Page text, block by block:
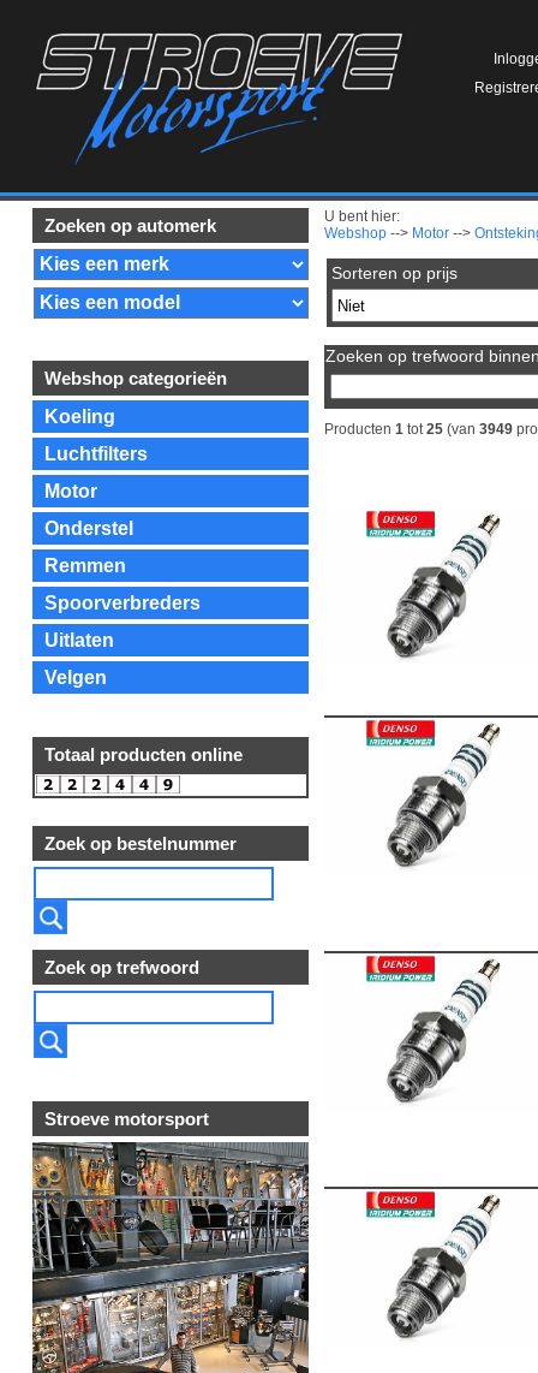
Zoeken op automerk
Webshop categorieën
Koeling
Luchtfilters
Motor
Onderstel
Remmen
Spoorverbreders
Uitlaten
Velgen
Totaal producten online
Zoek op bestelnummer
Zoek op trefwoord
Stroeve motorsport
U bent hier:
Webshop --> Motor -->
Sorteren op prijs
Zoeken op trefwoord
Producten 1 tot 25 (van 3949